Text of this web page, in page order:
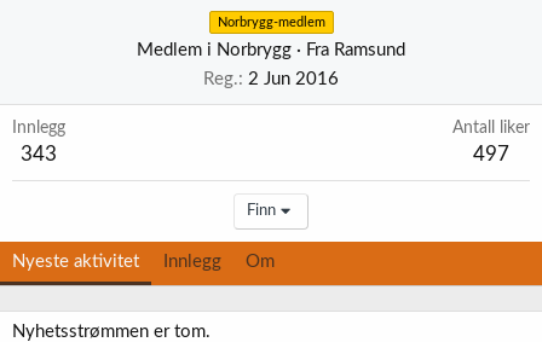
Norbrygg-medlem
Medlem i Norbrygg · Fra Ramsund
Reg. 2 Jun 2016
Innlegg
343
Antall liker
497
Finn
Nyeste aktivitet Innlegg Om
Nyhetsstrømmen er tom.